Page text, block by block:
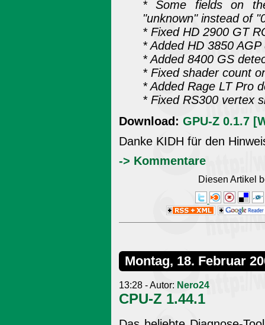
* Some fields on
"unknown" instead of
* Fixed HD 2900 GT
* Added HD 3850
* Added 8400 GS
* Fixed shader count
* Added Rage LT Pro
* Fixed RS300 vertex
Download: GPU-Z 0.1.7
Danke KIDH für den
-> Kommentare
Diesen Artikel
Montag, 18. Februar
13:28 - Autor: Nero24
CPU-Z 1.44.1